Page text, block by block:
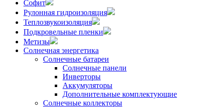
Софит
Рулонная гидроизоляция
Теплозвукоизоляция
Подкровельные пленки
Метизы
Солнечная энергетика
Солнечные батареи
Солнечные панели
Инверторы
Аккумуляторы
Дополнительные комплектующие
Солнечные коллекторы